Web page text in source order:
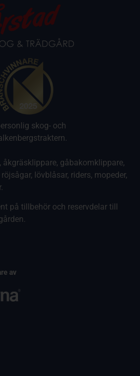
skog- och
gåbakomklippare,
lövblåsar, riders, mopeder,
på tillbehör och reservdelar till
av